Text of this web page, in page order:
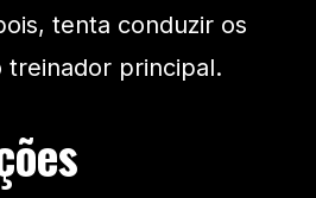
tenta conduzir os
treinador principal.